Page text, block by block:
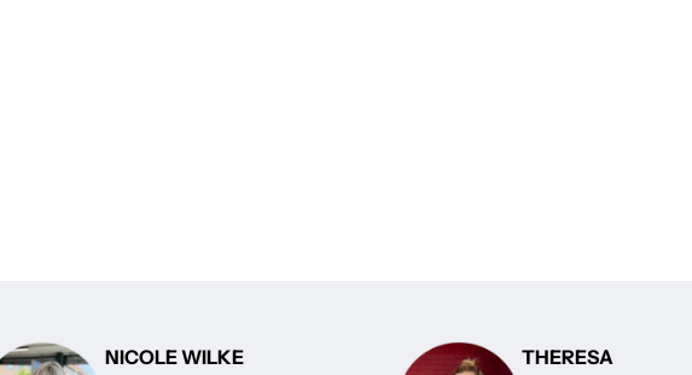
NICOLE WILKE
THERESA